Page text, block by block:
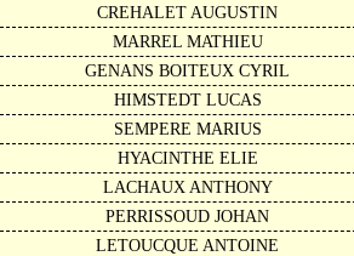
CREHALET AUGUSTIN
MARREL MATHIEU
GENANS BOITEUX CYRIL
HIMSTEDT LUCAS
SEMPERE MARIUS
HYACINTHE ELIE
LACHAUX ANTHONY
PERRISSOUD JOHAN
LETOUCQUE ANTOINE